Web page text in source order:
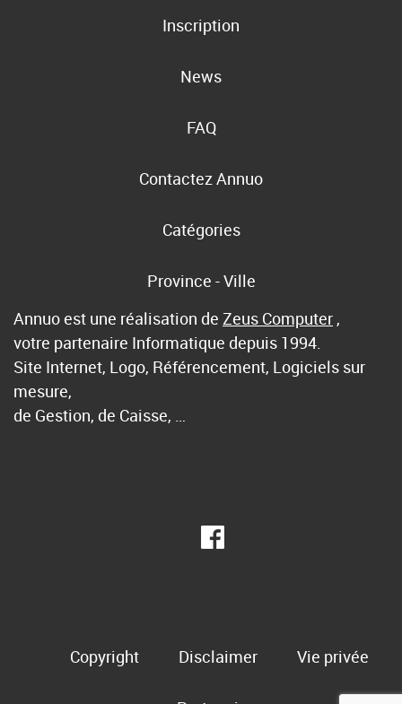
Inscription
News
FAQ
Contactez Annuo
Catégories
Province - Ville
Annuo est une réalisation de Zeus Computer ,
votre partenaire Informatique depuis 1994.
Site Internet, Logo, Référencement, Logiciels sur
mesure,
de Gestion, de Caisse, …
Copyright Disclaimer Vie privée